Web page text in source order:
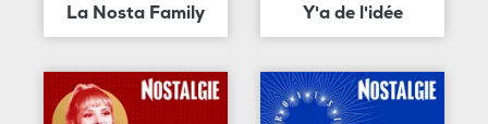
La Nosta Family Y'a de l'idée